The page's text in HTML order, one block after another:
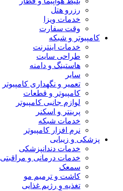
رزرو هتل
خدمات ویزا
وقت سفارت
کامپیوتر و شبکه
خدمات اینترنت
طراحی سایت
هاستینگ و دامنه
سایر
تعمیر و نگهداری کامپیوتر
کامپیوتر و قطعات
لوازم جانبی کامپیوتر
پرینتر و اسکنر
خدمات شبکه
نرم افزار کامپیوتر
پزشکی و زیبایی
خدمات دندانپزشکی
خدمات درمانی و مراقبتی
سمعک
کاشت و ترمیم مو
تغذیه و رژیم غذایی